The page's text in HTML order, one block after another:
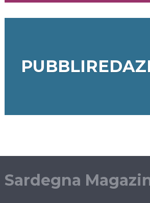
Sardegna